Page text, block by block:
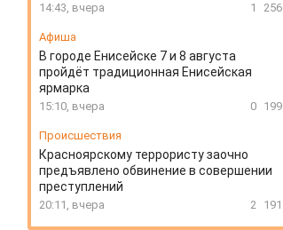
14:43, вчера 1 256
Афиша
В городе Енисейске 7 и 8 августа
пройдёт традиционная Енисейская
ярмарка
15:10, вчера 0 199
Происшествия
Красноярскому террористу заочно
предъявлено обвинение в совершении
преступлений
20:11, вчера 2 191